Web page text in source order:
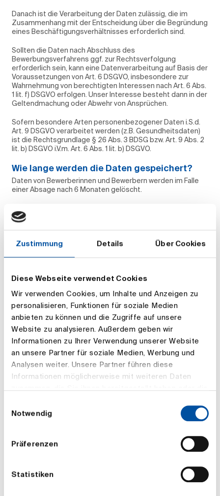
Zustimmung Details Über Cookies
Diese Webseite verwendet Cookies
Wir verwenden Cookies, um Inhalte und Anzeigen zu
personalisieren, Funktionen für soziale Medien
anbieten zu können und die Zugriffe auf unsere
Website zu analysieren. Außerdem geben wir
Informationen zu Ihrer Verwendung unserer Website
an unsere Partner für soziale Medien, Werbung und
Analysen weiter. Unsere Partner führen diese
Informationen möglicherweise mit weiteren Daten
haben.
Notwendig
Präferenzen
Statistiken
Danach ist die Verarbeitung der Daten zulässig, die im
Zusammenhang mit der Entscheidung über die Begründung
eines Beschäftigungsverhältnisses erforderlich sind.
Sollten die Daten nach Abschluss des
Bewerbungsverfahrens ggf. zur Rechtsverfolgung
erforderlich sein, kann eine Datenverarbeitung auf Basis der
Voraussetzungen von Art. 6 DSGVO, insbesondere zur
Wahrnehmung von berechtigten Interessen nach Art. 6 Abs.
1 lit. f) DSGVO erfolgen. Unser Interesse besteht dann in der
Geltendmachung oder Abwehr von Ansprüchen.
Sofern besondere Arten personenbezogener Daten i.S.d.
Art. 9 DSGVO verarbeitet werden (z.B. Gesundheitsdaten)
ist die Rechtsgrundlage § 26 Abs. 3 BDSG bzw. Art. 9 Abs. 2
lit. b) DSGVO i.V.m. Art. 6 Abs. 1 lit. b) DSGVO.
Wie lange werden die Daten gespeichert?
Daten von Bewerberinnen und Bewerbern werden im Falle
einer Absage nach 6 Monaten gelöscht.
personenbezogenen Daten zugestimmt haben, werden wir
Personalinformationssystem überführt.
An welche Empfänger werden die Daten
weitergegeben?
Ihre Bewerberdaten werden nach Eingang Ihrer Bewerbung
von der Personalabteilung gesichtet. Geeignete
Bewerbungen werden dann intern an die
Abteilungsverantwortlichen für die jeweils offene Position
weitergeleitet. Dann wird der weitere Ablauf abgestimmt.
Im Unternehmen haben grundsätzlich nur die Personen
Zugriff auf Ihre Daten, die dies für den ordnungsgemäßen
Ihre Daten werden ausschließlich in der
Ihre Rechte als „Betroffene“
Sie haben das Recht auf Auskunft über die von uns zu Ihrer